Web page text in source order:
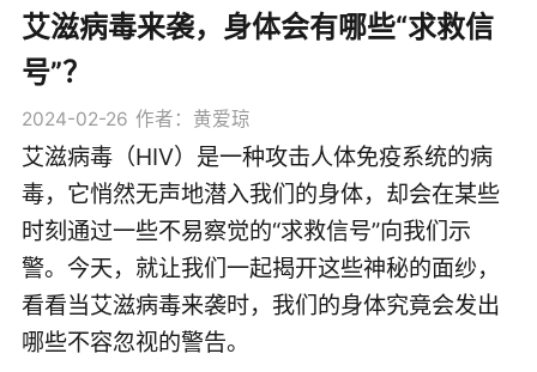
艾滋病毒来袭，身体会有哪些“求救信
号”？
2024-02-26 作者：黄爱琼
艾滋病毒（HIV）是一种攻击人体免疫系统的病
毒，它悄然无声地潜入我们的身体，却会在某些
时刻通过一些不易察觉的“求救信号”向我们示
警。今天，就让我们一起揭开这些神秘的面纱，
看看当艾滋病毒来袭时，我们的身体究竟会发出
哪些不容忽视的警告。